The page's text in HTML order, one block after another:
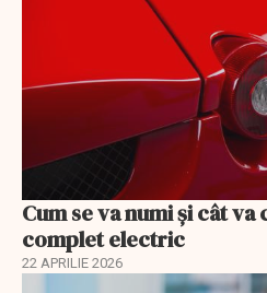
Cum se va numi şi cât
complet electric
22 APRILIE 2026